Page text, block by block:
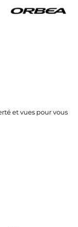
et vues pour vous